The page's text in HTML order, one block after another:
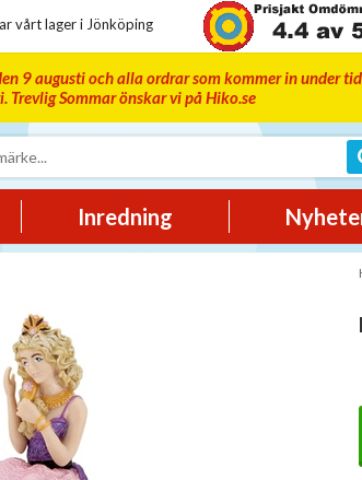
vårt lager i Jönköping
9 augusti och alla ordrar som kommer in under
Trevlig Sommar önskar vi på Hiko.se
Inredning